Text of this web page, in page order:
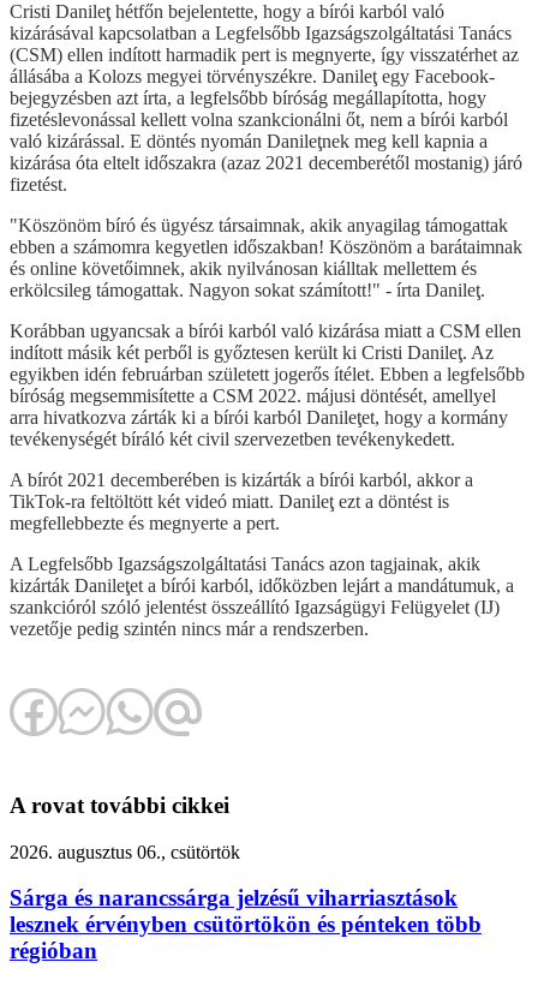
Cristi Danileţ hétfőn bejelentette, hogy a bírói karból való
kizárásával kapcsolatban a Legfelsőbb Igazságszolgáltatási Tanács
(CSM) ellen indított harmadik pert is megnyerte, így visszatérhet az
állásába a Kolozs megyei törvényszékre. Danileţ egy Facebook-
bejegyzésben azt írta, a legfelsőbb bíróság megállapította, hogy
fizetéslevonással kellett volna szankcionálni őt, nem a bírói karból
való kizárással. E döntés nyomán Danileţnek meg kell kapnia a
kizárása óta eltelt időszakra (azaz 2021 decemberétől mostanig) járó
fizetést.
"Köszönöm bíró és ügyész társaimnak, akik anyagilag támogattak
ebben a számomra kegyetlen időszakban! Köszönöm a barátaimnak
és online követőimnek, akik nyilvánosan kiálltak mellettem és
erkölcsileg támogattak. Nagyon sokat számított!" - írta Danileţ.
Korábban ugyancsak a bírói karból való kizárása miatt a CSM ellen
indított másik két perből is győztesen került ki Cristi Danileţ. Az
egyikben idén februárban született jogerős ítélet. Ebben a legfelsőbb
bíróság megsemmisítette a CSM 2022. májusi döntését, amellyel
arra hivatkozva zárták ki a bírói karból Danileţet, hogy a kormány
tevékenységét bíráló két civil szervezetben tevékenykedett.
A bírót 2021 decemberében is kizárták a bírói karból, akkor a
TikTok-ra feltöltött két videó miatt. Danileţ ezt a döntést is
megfellebbezte és megnyerte a pert.
A Legfelsőbb Igazságszolgáltatási Tanács azon tagjainak, akik
kizárták Danileţet a bírói karból, időközben lejárt a mandátumuk, a
szankcióról szóló jelentést összeállító Igazságügyi Felügyelet (IJ)
vezetője pedig szintén nincs már a rendszerben.
A rovat további cikkei
2026. augusztus 06., csütörtök
Sárga és narancssárga jelzésű viharriasztások
lesznek érvényben csütörtökön és pénteken több
régióban